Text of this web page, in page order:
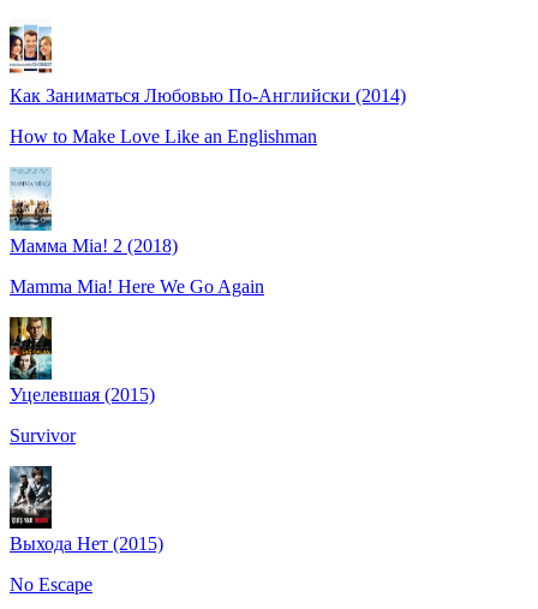
Как Заниматься Любовью По-Английски (2014)
How to Make Love Like an Englishman
Мамма Mia! 2 (2018)
Mamma Mia! Here We Go Again
Уцелевшая (2015)
Survivor
Выхода Нет (2015)
No Escape